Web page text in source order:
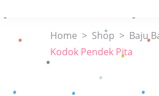
Home > Shop > Baju
Kodok Pendek Pita